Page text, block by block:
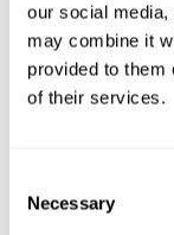
our social
may combine it
provided to them
of their services.
Selection
Necessary
Comment
améliore-
cognitives
aider les circuits
fonctions